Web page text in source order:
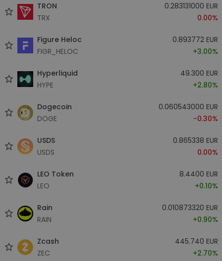
TRON
TRX
0.283131000 EUR
0.00%
Figure Heloc
FIGR_HELOC
0.893772 EUR
+3.00%
Hyperliquid
HYPE
49.300 EUR
+2.80%
Dogecoin
DOGE
0.060543000 EUR
-0.30%
USDS
USDS
0.865338 EUR
0.00%
LEO Token
LEO
8.4400 EUR
+0.10%
Rain
RAIN
0.010873320 EUR
+0.90%
Zcash
ZEC
445.740 EUR
+2.70%